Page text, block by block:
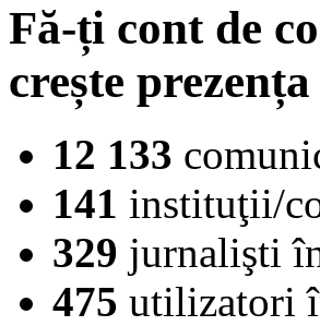
Fă-ți cont de
crește
12 133
141 instituţii/
329 jurnalişti
475 utilizatori